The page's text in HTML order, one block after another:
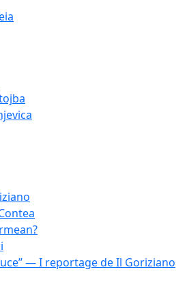
— I reportage de Il Goriziano